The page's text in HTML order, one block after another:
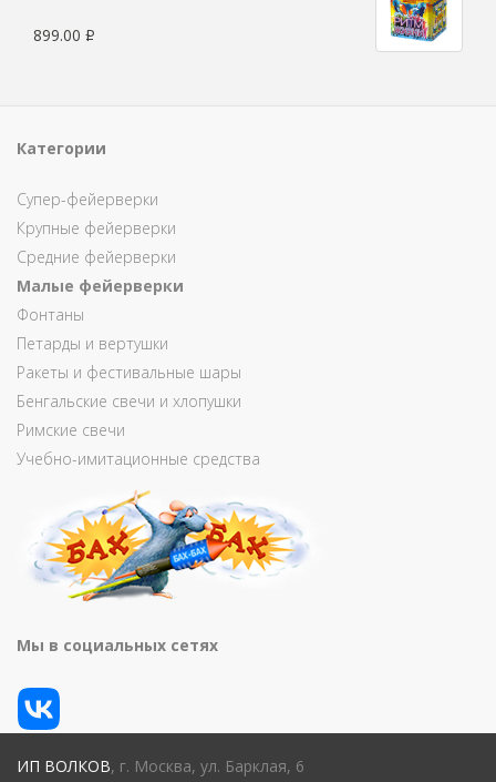
899.00 Р
Категории
Супер-фейерверки
Крупные фейерверки
Средние фейерверки
Малые фейерверки
Фонтаны
Петарды и вертушки
Ракеты и фестивальные шары
Бенгальские свечи и хлопушки
Римские свечи
Учебно-имитационные средства
Мы в социальных сетях
ИП ВОЛКОВ, г. Москва, ул. Барклая, 6